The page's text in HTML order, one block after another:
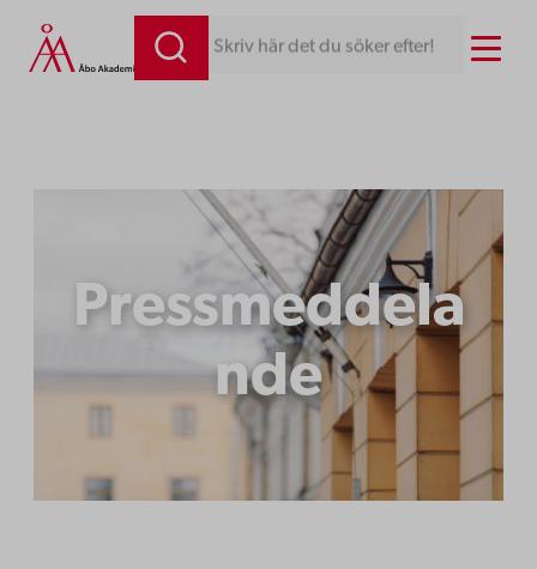
Hoppa
till
Skriv här det du söker efter! Menu
Pressmeddela
nde